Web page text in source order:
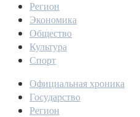
Регион
Экономика
Общество
Культура
Спорт
Официальная хроника
Государство
Регион